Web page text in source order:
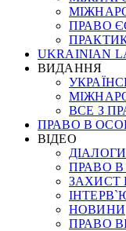
ПРАВО
UKRAINIAN
ВИДАННЯ
ВСЕ З
ПРАВО В
ВІДЕО
ПРАВО
ЗАХИСТ
НОВИНИ
ПРАВО